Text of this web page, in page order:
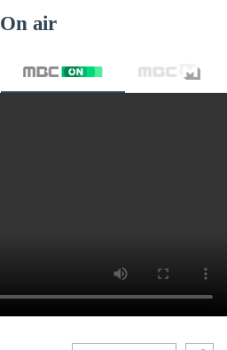
On air